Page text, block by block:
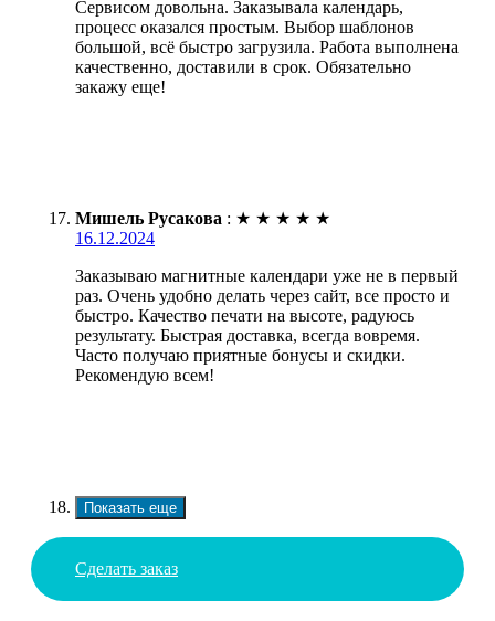
Сервисом довольна. Заказывала календарь,
процесс оказался простым. Выбор шаблонов
большой, всё быстро загрузила. Работа выполнена
качественно, доставили в срок. Обязательно
закажу еще!
Мишель Русакова : ★ ★ ★ ★ ★
16.12.2024
Заказываю магнитные календари уже не в первый
раз. Очень удобно делать через сайт, все просто и
быстро. Качество печати на высоте, радуюсь
результату. Быстрая доставка, всегда вовремя.
Часто получаю приятные бонусы и скидки.
Рекомендую всем!
Показать еще
Сделать заказ